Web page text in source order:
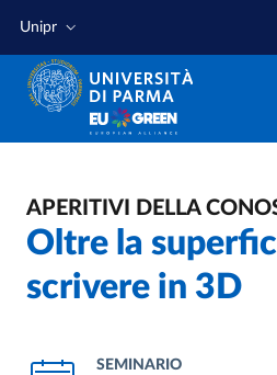
Unipr
APERITIVI DELLA
Oltre la
scrivere in 3D
SEMINARIO